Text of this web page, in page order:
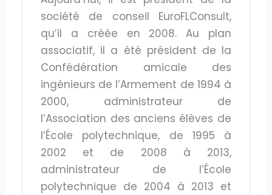
société de conseil EuroFLConsult,
qu’il a créée en 2008. Au plan
associatif, il a été président de la
Confédération amicale des
ingénieurs de l’Armement de 1994 à
2000, administrateur de
l’Association des anciens élèves de
l’École polytechnique, de 1995 à
2002 et de 2008 à 2013,
administrateur de l’École
polytechnique de 2004 à 2013 et